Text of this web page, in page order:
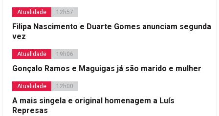
Atualidade 12h57
Filipa Nascimento e Duarte Gomes anunciam segunda
vez
Atualidade 19h06
Gonçalo Ramos e Maguigas já são marido e mulher
Atualidade 12h00
A mais singela e original homenagem a Luís
Represas